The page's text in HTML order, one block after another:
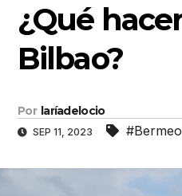
¿Qué
Bilbao?
Por laríadelocio
SEP 11, 2023 #Bermeo